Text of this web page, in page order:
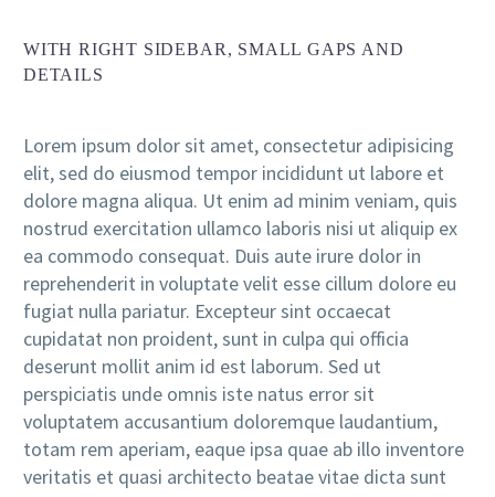
WITH RIGHT SIDEBAR, SMALL GAPS AND
DETAILS
Lorem ipsum dolor sit amet, consectetur adipisicing
elit, sed do eiusmod tempor incididunt ut labore et
dolore magna aliqua. Ut enim ad minim veniam, quis
nostrud exercitation ullamco laboris nisi ut aliquip ex
ea commodo consequat. Duis aute irure dolor in
reprehenderit in voluptate velit esse cillum dolore eu
fugiat nulla pariatur. Excepteur sint occaecat
cupidatat non proident, sunt in culpa qui officia
deserunt mollit anim id est laborum. Sed ut
perspiciatis unde omnis iste natus error sit
voluptatem accusantium doloremque laudantium,
totam rem aperiam, eaque ipsa quae ab illo inventore
veritatis et quasi architecto beatae vitae dicta sunt